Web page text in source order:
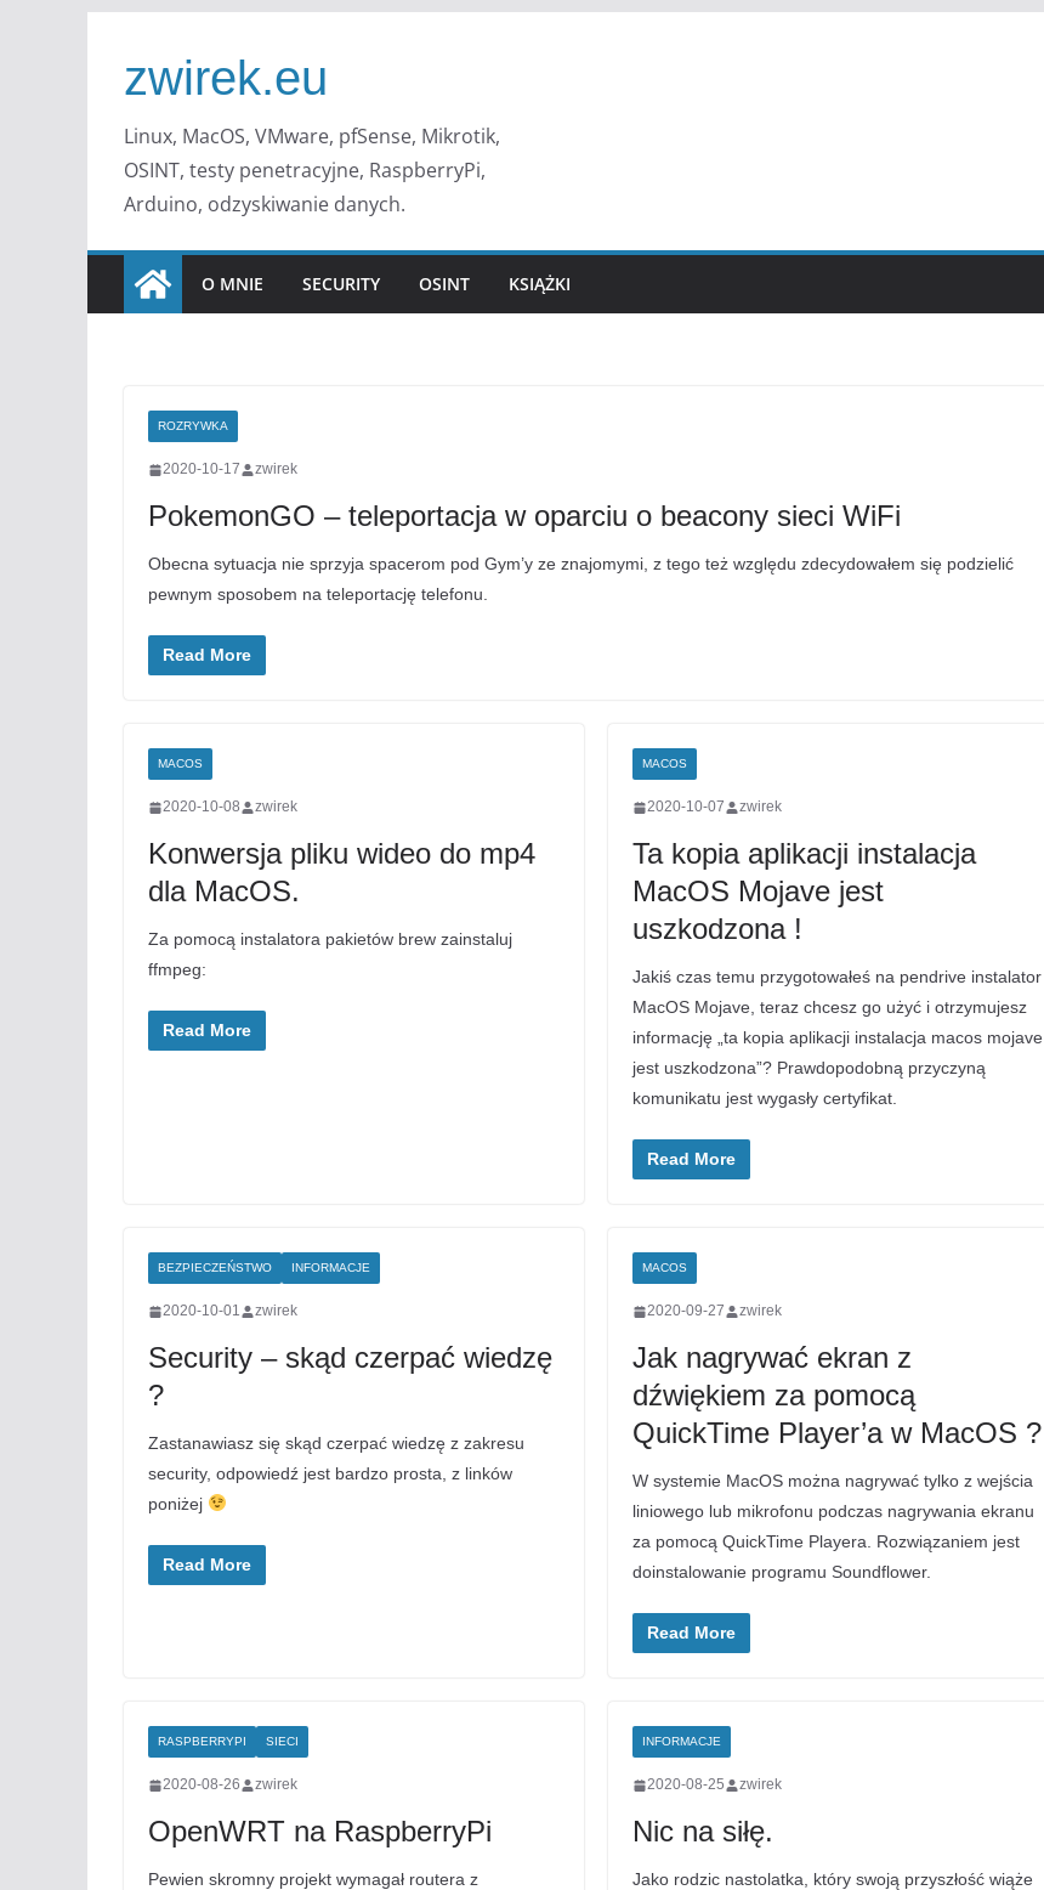
treścizwirek.eu
Linux, MacOS, VMware, pfSense, Mikrotik,
OSINT, testy penetracyjne, RaspberryPi,
Arduino, odzyskiwanie danych.
O MNIE SECURITY OSINT KSIĄŻKI
ROZRYWKA
2020-10-17 zwirek
PokemonGO – teleportacja w oparciu o beacony sieci WiFi
Obecna sytuacja nie sprzyja spacerom pod Gym’y ze znajomymi, z tego też względu zdecydowałem się podzielić
pewnym sposobem na teleportację telefonu.
Read More
MACOS
2020-10-08 zwirek
Konwersja pliku wideo do mp4
dla MacOS.
Za pomocą instalatora pakietów brew zainstaluj
ffmpeg:
Read More
MACOS
2020-10-07 zwirek
Ta kopia aplikacji instalacja
MacOS Mojave jest
uszkodzona !
Jakiś czas temu przygotowałeś na pendrive instalator
MacOS Mojave, teraz chcesz go użyć i otrzymujesz
informację „ta kopia aplikacji instalacja macos mojave
jest uszkodzona”? Prawdopodobną przyczyną
komunikatu jest wygasły certyfikat.
Read More
BEZPIECZEŃSTWO INFORMACJE
2020-10-01 zwirek
Security – skąd czerpać wiedzę
?
Zastanawiasz się skąd czerpać wiedzę z zakresu
security, odpowiedź jest bardzo prosta, z linków
poniżej
Read More
MACOS
2020-09-27 zwirek
Jak nagrywać ekran z
dźwiękiem za pomocą
QuickTime Player’a w MacOS ?
W systemie MacOS można nagrywać tylko z wejścia
liniowego lub mikrofonu podczas nagrywania ekranu
za pomocą QuickTime Playera. Rozwiązaniem jest
doinstalowanie programu Soundflower.
Read More
RASPBERRYPI SIECI
2020-08-26 zwirek
OpenWRT na RaspberryPi
Pewien skromny projekt wymagał routera z
INFORMACJE
2020-08-25 zwirek
Nic na siłę.
Jako rodzic nastolatka, który swoją przyszłość wiąże